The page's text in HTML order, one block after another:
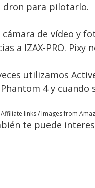
dron para pilotarlo.
cámara de vídeo y
a IZAX-PRO.
utilizamos
4 y
links / Images from
te puede